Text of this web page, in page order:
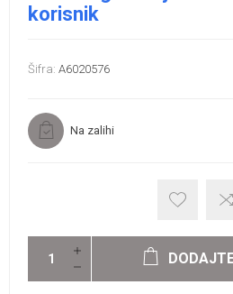
korisnik
Šifra: A6020576
Na zalihi